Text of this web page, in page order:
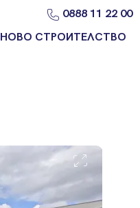
0888 11 22 00
НОВО СТРОИТЕЛСТВО
Ново
Пловдив